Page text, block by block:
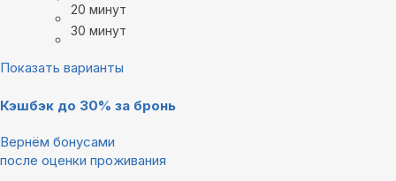
20 минут
30 минут
Показать варианты
Кэшбэк до 30% за бронь
Вернём бонусами
после оценки проживания